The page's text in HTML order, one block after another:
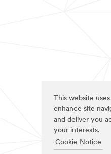
This website
enhance site
and deliver you
your interests.
Cookie Notice